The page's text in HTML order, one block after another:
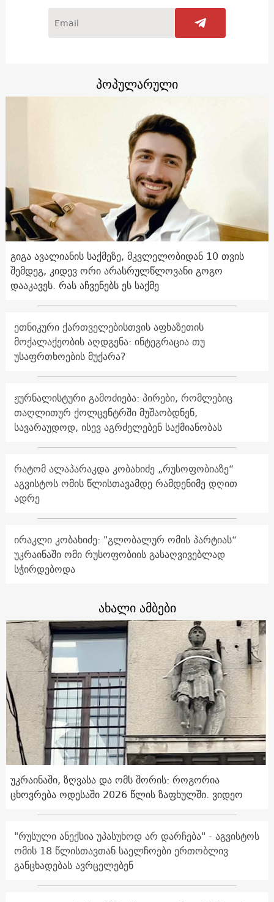
პოპულარული
გიგა ავალიანის საქმეზე, მკვლელობიდან 10 თვის
შემდეგ, კიდევ ორი არასრულწლოვანი გოგო
დააკავეს. რას აჩვენებს ეს საქმე
ეთნიკური ქართველებისთვის აფხაზეთის
მოქალაქეობის აღდგენა: ინტეგრაცია თუ
უსაფრთხოების მუქარა?
ჟურნალისტური გამოძიება: პირები, რომლებიც
თაღლითურ ქოლცენტრში მუშაობდნენ,
სავარაუდოდ, ისევ აგრძელებენ საქმიანობას
რატომ ალაპარაკდა კობახიძე „რუსოფობიაზე“
აგვისტოს ომის წლისთავამდე რამდენიმე დღით
ადრე
ირაკლი კობახიძე: "გლობალურ ომის პარტიას“
უკრაინაში ომი რუსოფობიის გასაღვივებლად
სჭირდებოდა
ახალი ამბები
უკრაინაში, ზღვასა და ომს შორის: როგორია
ცხოვრება ოდესაში 2026 წლის ზაფხულში. ვიდეო
"რუსული ანექსია უპასუხოდ არ დარჩება" - აგვისტოს
ომის 18 წლისთავთან საელჩოები ერთობლივ
განცხადებას ავრცელებენ